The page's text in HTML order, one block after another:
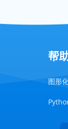
帮
图形